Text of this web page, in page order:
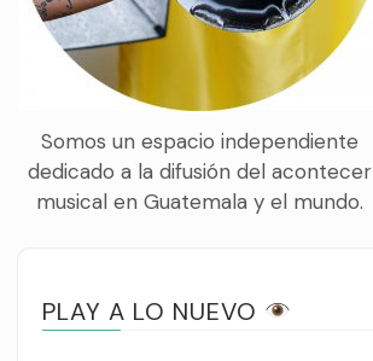
Somos un espacio independiente
dedicado a la difusión del acontecer
musical en Guatemala y el mundo.
PLAY A LO NUEVO